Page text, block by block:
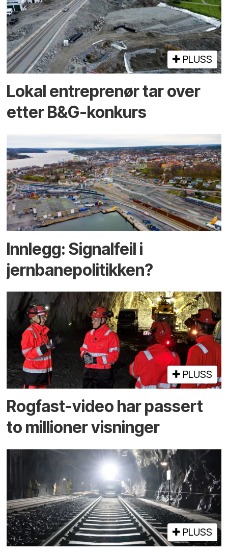
PLUSS
Lokal entreprenør tar over
etter B&G-konkurs
Innlegg: Signalfeil i
jernbanepolitikken?
PLUSS
Rogfast-video har passert
to millioner visninger
PLUSS